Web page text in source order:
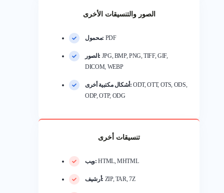
الصور والتنسيقات الأخرى
محمول: PDF
الصور: JPG, BMP, PNG, TIFF, GIF,
DICOM, WEBP
أشكال مكتبية أخرى: ODT, OTT, OTS, ODS,
ODP, OTP, ODG
تنسيقات أخرى
ويب: HTML, MHTML
أرشيف: ZIP, TAR, 7Z